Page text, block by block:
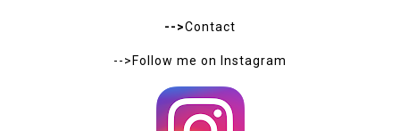
-->Contact
-->Follow me on Instagram